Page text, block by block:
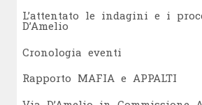
L’attentato le indagini e i
D’Amelio
Cronologia eventi
Rapporto MAFIA e APPALTI